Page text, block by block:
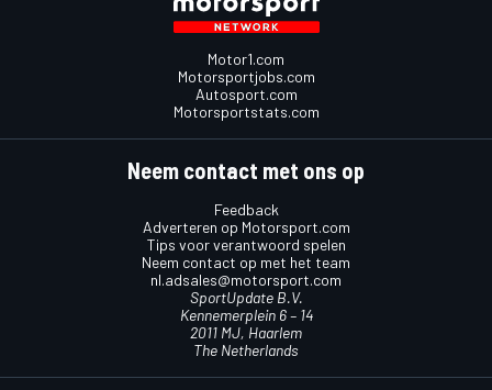
Motor1.com
Motorsportjobs.com
Autosport.com
Motorsportstats.com
Neem contact met ons op
Feedback
Adverteren op Motorsport.com
Tips voor verantwoord spelen
Neem contact op met het team
nl.adsales@motorsport.com
SportUpdate B.V.
Kennemerplein 6 – 14
2011 MJ, Haarlem
The Netherlands